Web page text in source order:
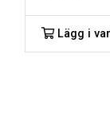
Lägg i